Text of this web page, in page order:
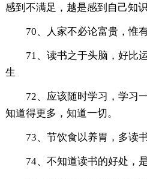
感到不满足，越是感到自己
70、人家不必论富贵，
71、读书之于头脑，好比
生
72、应该随时学习，学习
知道得更多，知道一切。
73、节饮食以养胃，多读
74、不知道读书的好处，